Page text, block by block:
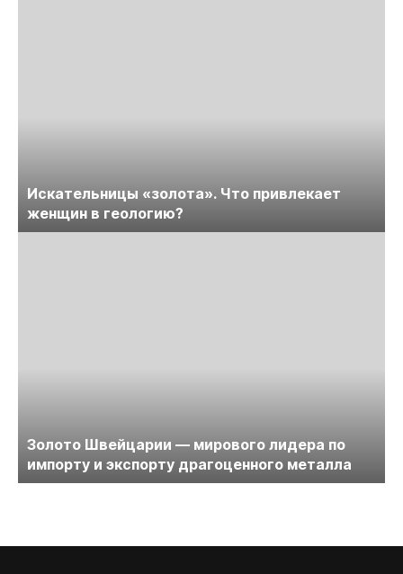
Искательницы «золота». Что привлекает
женщин в геологию?
Золото Швейцарии — мирового лидера по
импорту и экспорту драгоценного металла